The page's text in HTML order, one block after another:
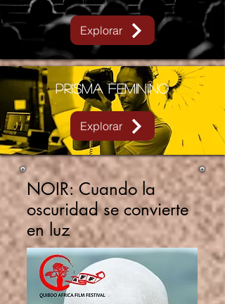
Explorar
PRISMA FEMININO
Explorar
NOIR: Cuando la
oscuridad se convierte
en luz